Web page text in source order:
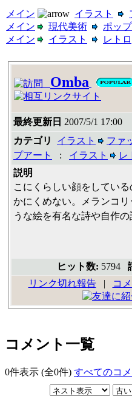
メイン イラスト
メイン
現代美術
ポッ
メイン
イラスト レト
Omba
最終更新日 2007/5/1 17:00
カテゴリ
イラスト ファ
プアート
: イラスト
レ
説明
こにくらしい顔をしてい
かにくめない。メランコ
うな絵を有名な詩や自作
ヒット数: 5794
リンク切れ報告| コ
コメント一覧
0件表示 (全0件) すべてのコ